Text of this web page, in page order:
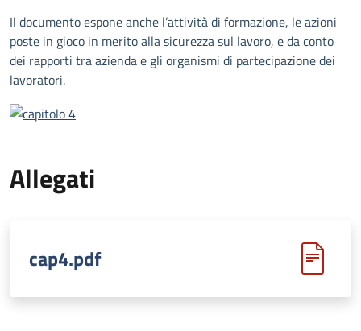
Il documento espone anche l’attività di formazione, le azioni
poste in gioco in merito alla sicurezza sul lavoro, e da conto
dei rapporti tra azienda e gli organismi di partecipazione dei
lavoratori.
Allegati
cap4.pdf